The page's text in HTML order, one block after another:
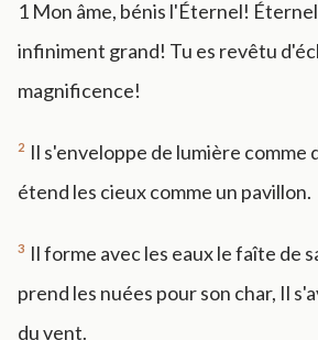
mt 5 nt faith "peace that
1 Mon âme, bénis l'Éternel!
infiniment grand! Tu es revêtu
magnificence!
2 Il s'enveloppe de lumière comme
étend les cieux comme un pavillon.
3 Il forme avec les eaux le faîte de
prend les nuées pour son char, Il
du vent.